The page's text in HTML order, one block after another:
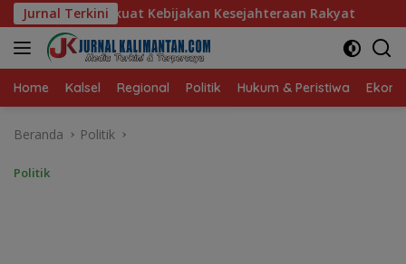
Langsung
ke
konten
Jurnal Terkini
Kesejahteraan Rakyat Baru 10 Persen, Aktivasi
Home Kalsel Regional Politik Hukum & Peristiwa
Beranda Politik
Politik